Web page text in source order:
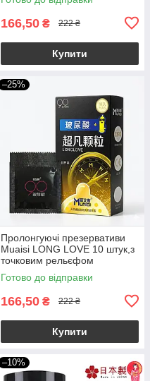
166,50 ₴ 222 ₴
Купити
–25%
Пролонгуючі презервативи
Muaisi LONG LOVE 10 штук,з
точковим рельєфом
Готово до відправки
166,50 ₴ 222 ₴
Купити
–10%